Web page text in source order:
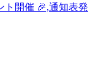
ト開催 🎉,通知表発